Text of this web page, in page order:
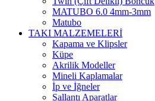
MATUBO 6.0 4mm-3mm
Matubo
TAKI MALZEMELERİ
Kapama ve Klipsler
Küpe
Akrilik Modeller
Mineli Kaplamalar
İp ve İğneler
Sallantı Aparatlar